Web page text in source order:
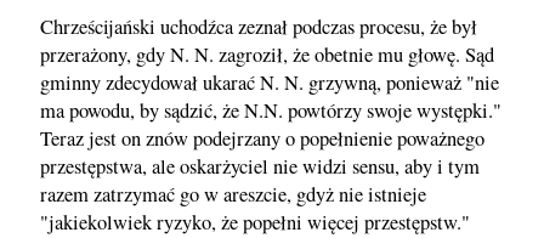
Chrześcijański uchodźca zeznał podczas procesu, że był
przerażony, gdy N. N. zagroził, że obetnie mu głowę. Sąd
gminny zdecydował ukarać N. N. grzywną, ponieważ "nie
ma powodu, by sądzić, że N.N. powtórzy swoje występki."
Teraz jest on znów podejrzany o popełnienie poważnego
przestępstwa, ale oskarżyciel nie widzi sensu, aby i tym
razem zatrzymać go w areszcie, gdyż nie istnieje
"jakiekolwiek ryzyko, że popełni więcej przestępstw."